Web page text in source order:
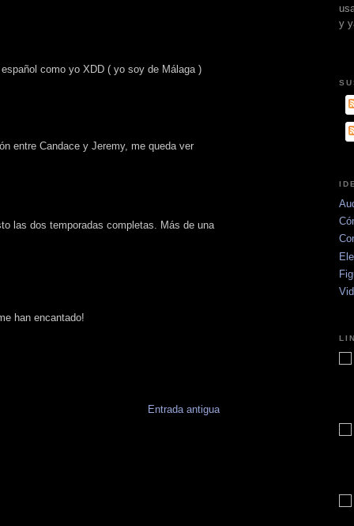
como yo XDD ( yo soy de Málaga )
entre Candace y Jeremy, me queda ver
las dos temporadas completas. Más de una
han encantado!
Entrada antigua
y